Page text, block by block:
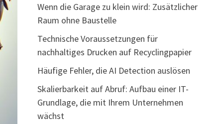
Wenn die Garage zu klein wird: Zusätzlicher
Raum ohne Baustelle
Technische Voraussetzungen für
nachhaltiges Drucken auf Recyclingpapier
Häufige Fehler, die AI Detection auslösen
Skalierbarkeit auf Abruf: Aufbau einer IT-
Grundlage, die mit Ihrem Unternehmen
wächst